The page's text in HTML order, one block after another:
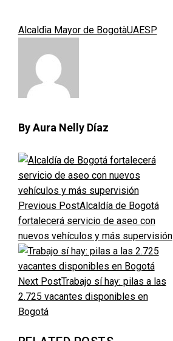
Alcaldìa Mayor de BogotàUAESP
By Aura Nelly Díaz
Previous PostAlcaldía de Bogotá
fortalecerá servicio de aseo con
nuevos vehículos y más supervisión
Next PostTrabajo sí hay: pilas a las
2.725 vacantes disponibles en
Bogotá